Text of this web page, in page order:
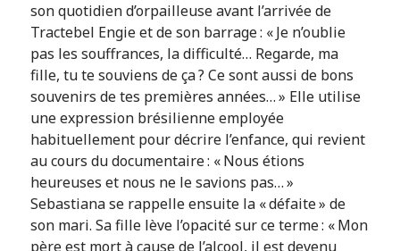
son quotidien d’orpailleuse avant l’arrivée de
Tractebel Engie et de son barrage : « Je n’oublie
pas les souffrances, la difficulté… Regarde, ma
fille, tu te souviens de ça ? Ce sont aussi de bons
souvenirs de tes premières années… » Elle utilise
une expression brésilienne employée
habituellement pour décrire l’enfance, qui revient
au cours du documentaire : « Nous étions
heureuses et nous ne le savions pas… »
Sebastiana se rappelle ensuite la « défaite » de
son mari. Sa fille lève l’opacité sur ce terme : « Mon
père est mort à cause de l’alcool, il est devenu